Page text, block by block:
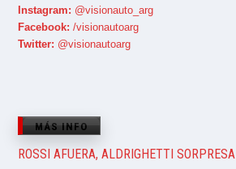
Instagram: @visionauto_arg
Facebook: /visionautoarg
Twitter: @visionautoarg
MÁS INFO
ROSSI AFUERA, ALDRIGHETTI SORPRESA